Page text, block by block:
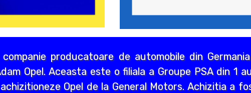
producatoare de automobile din
Opel. Aceasta este o filiala a Groupe PSA din 1
Opel de la General Motors. Achizitia a